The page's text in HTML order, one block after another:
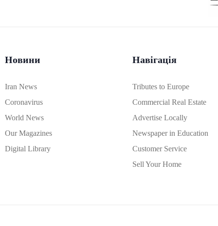
Новини
Iran News
Coronavirus
World News
Our Magazines
Digital Library
Навігація
Tributes to Europe
Commercial Real Estate
Advertise Locally
Newspaper in Education
Customer Service
Sell Your Home